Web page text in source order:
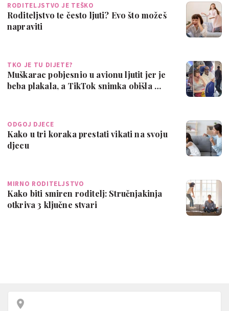
RODITELJSTVO JE TEŠKO
Roditeljstvo te često ljuti? Evo što možeš
napraviti
TKO JE TU DIJETE?
Muškarac pobjesnio u avionu ljutit jer je
beba plakala, a TikTok snimka obišla …
ODGOJ DJECE
Kako u tri koraka prestati vikati na svoju
djecu
MIRNO RODITELJSTVO
Kako biti smiren roditelj: Stručnjakinja
otkriva 3 ključne stvari